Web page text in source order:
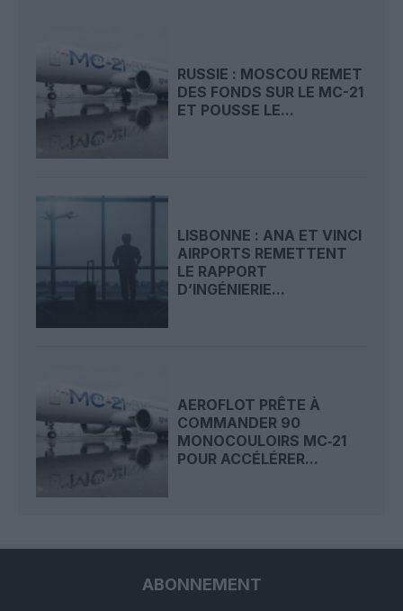
RUSSIE : MOSCOU REMET
DES FONDS SUR LE MC-21
ET POUSSE LE...
LISBONNE : ANA ET VINCI
AIRPORTS REMETTENT
LE RAPPORT
D’INGÉNIERIE...
AEROFLOT PRÊTE À
COMMANDER 90
MONOCOULOIRS MC‑21
POUR ACCÉLÉRER...
ABONNEMENT